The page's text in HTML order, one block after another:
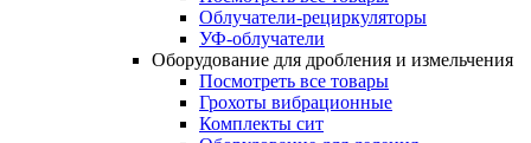
Облучатели-рециркуляторы
УФ-облучатели
Оборудование для дробления и измельчения
Посмотреть все товары
Грохоты вибрационные
Комплекты сит